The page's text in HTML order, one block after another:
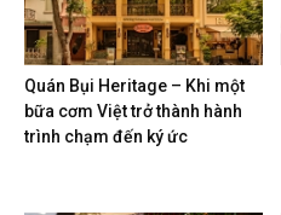
Quán Bụi Heritage – Khi một
bữa cơm Việt trở thành hành
trình chạm đến ký ức